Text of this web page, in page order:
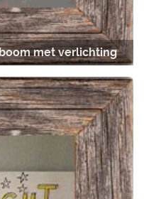
met verlichting